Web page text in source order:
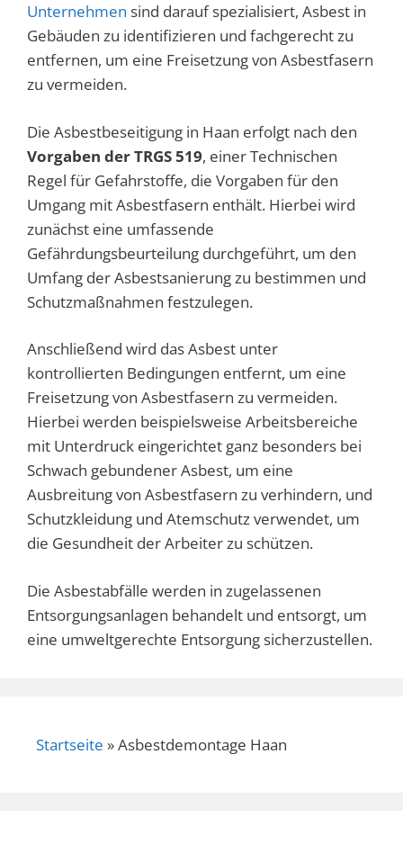
Unternehmen sind darauf spezialisiert, Asbest in
Gebäuden zu identifizieren und fachgerecht zu
entfernen, um eine Freisetzung von Asbestfasern
zu vermeiden.
Die Asbestbeseitigung in Haan erfolgt nach den
Vorgaben der TRGS 519, einer Technischen
Regel für Gefahrstoffe, die Vorgaben für den
Umgang mit Asbestfasern enthält. Hierbei wird
zunächst eine umfassende
Gefährdungsbeurteilung durchgeführt, um den
Umfang der Asbestsanierung zu bestimmen und
Schutzmaßnahmen festzulegen.
Anschließend wird das Asbest unter
kontrollierten Bedingungen entfernt, um eine
Freisetzung von Asbestfasern zu vermeiden.
Hierbei werden beispielsweise Arbeitsbereiche
mit Unterdruck eingerichtet ganz besonders bei
Schwach gebundener Asbest, um eine
Ausbreitung von Asbestfasern zu verhindern, und
Schutzkleidung und Atemschutz verwendet, um
die Gesundheit der Arbeiter zu schützen.
Die Asbestabfälle werden in zugelassenen
Entsorgungsanlagen behandelt und entsorgt, um
eine umweltgerechte Entsorgung sicherzustellen.
Startseite »Asbestdemontage Haan